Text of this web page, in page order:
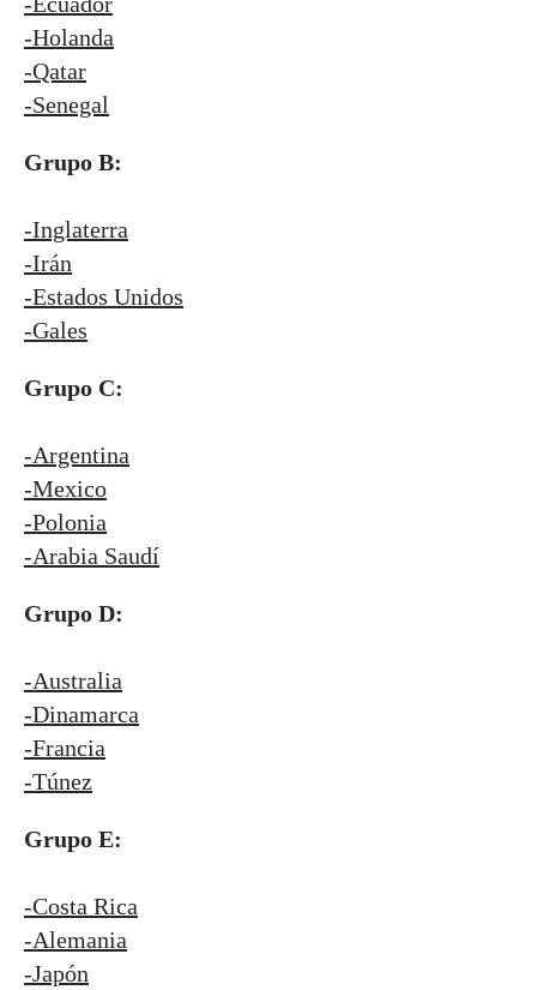
-Holanda
-Qatar
-Senegal
Grupo B:
-Inglaterra
-Irán
-Estados Unidos
-Gales
Grupo C:
-Argentina
-Mexico
-Polonia
-Arabia Saudí
Grupo D:
-Australia
-Dinamarca
-Francia
-Túnez
Grupo E:
-Costa Rica
-Alemania
-Japón